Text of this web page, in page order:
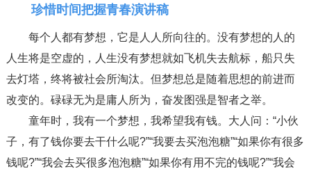
珍惜时间把握青春演讲稿
每个人都有梦想，它是人人所向往的。没有梦想的人的
人生将是空虚的，人生没有梦想就如飞机失去航标，船只失
去灯塔，终将被社会所淘汰。但梦想总是随着思想的前进而
改变的。碌碌无为是庸人所为，奋发图强是智者之举。
童年时，我有一个梦想，我希望我有钱。大人问：“小伙
子，有了钱你要去干什么呢?”“我要去买泡泡糖”“如果你有很多
钱呢?”“我会去买很多泡泡糖”“如果你有用不完的钱呢?”“我会